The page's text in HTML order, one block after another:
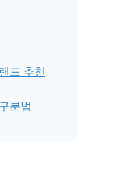
드 추천
분법